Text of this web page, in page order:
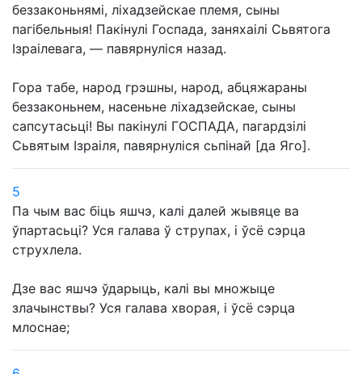
беззаконьнямі, ліхадзейскае племя, сыны
пагібельныя! Пакінулі Госпада, заняхаілі Сьвятога
Ізраілевага, — павярнуліся назад.
Гора табе, народ грэшны, народ, абцяжараны
беззаконьнем, насеньне ліхадзейскае, сыны
сапсутасьці! Вы пакінулі ГОСПАДА, пагардзілі
Сьвятым Ізраіля, павярнуліся сьпінай [да Яго].
5
Па чым вас біць яшчэ, калі далей жывяце ва
ўпартасьці? Уся галава ў струпах, і ўсё сэрца
струхлела.
Дзе вас яшчэ ўдарыць, калі вы множыце
злачынствы? Уся галава хворая, і ўсё сэрца
млоснае;